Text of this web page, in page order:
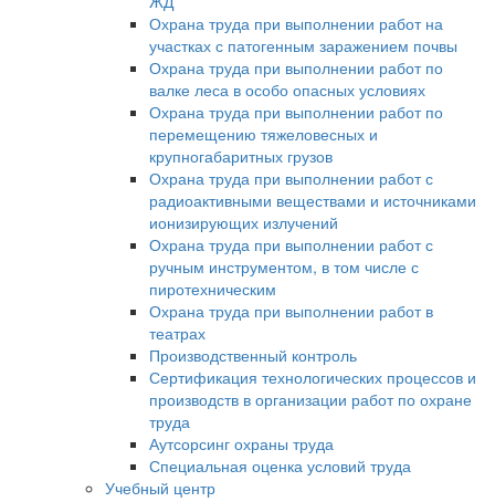
Охрана труда при выполнении работ на
участках с патогенным заражением почвы
Охрана труда при выполнении работ по
валке леса в особо опасных условиях
Охрана труда при выполнении работ по
перемещению тяжеловесных и
крупногабаритных грузов
Охрана труда при выполнении работ с
радиоактивными веществами и источниками
ионизирующих излучений
Охрана труда при выполнении работ с
ручным инструментом, в том числе с
пиротехническим
Охрана труда при выполнении работ в
театрах
Производственный контроль
Сертификация технологических процессов и
производств в организации работ по охране
труда
Аутсорсинг охраны труда
Специальная оценка условий труда
Учебный центр